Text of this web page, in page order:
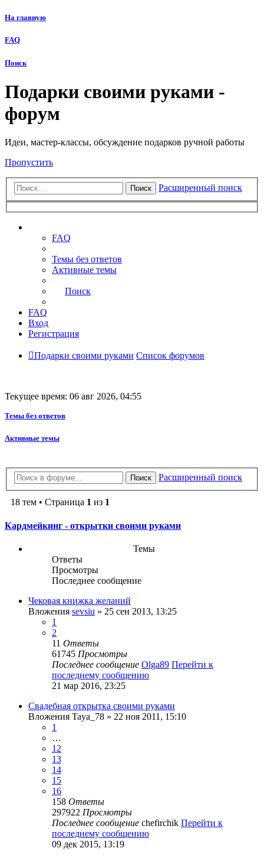
На главную
FAQ
Поиск
Подарки своими руками -
форум
Идеи, мастер-классы, обсуждение подарков ручной работы
Пропустить
Поиск Расширенный поиск
FAQ
Темы без ответов
Активные темы
Поиск
FAQ
Вход
Регистрация
Подарки своими руками Список форумов
Текущее время: 06 авг 2026, 04:55
Темы без ответов
Активные темы
Поиск Расширенный поиск
18 тем • Страница 1 из 1
Кардмейкинг - открытки своими руками
Темы
Ответы
Просмотры
Последнее сообщение
Чековая книжка желаний
Вложения sevsiu » 25 сен 2013, 13:25
1
2
11 Ответы
61745 Просмотры
Последнее сообщение Olga89 Перейти к
последнему сообщению
21 мар 2016, 23:25
Свадебная открытка своими руками
Вложения Taya_78 » 22 ноя 2011, 15:10
1
…
12
13
14
15
16
158 Ответы
297922 Просмотры
Последнее сообщение chefirchik Перейти к
последнему сообщению
09 дек 2015, 13:19